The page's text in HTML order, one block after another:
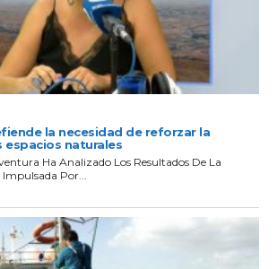
la necesidad de reforzar la
naturales
Ha Analizado Los Resultados De La
Por...